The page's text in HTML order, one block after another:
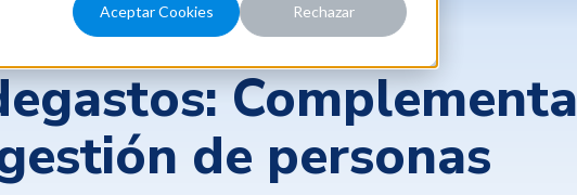
Aceptar Cookies Rechazar
Transformación digital
Complementa
de personas